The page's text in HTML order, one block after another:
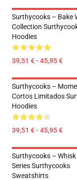
Surthycooks – Bake
Collection
Hoodies
39,51 € - 45,95 €
Surthycooks –
Cortos Limitados
Hoodies
39,51 € - 45,95 €
Surthycooks –
Series Surthycooks
Sweatshirts